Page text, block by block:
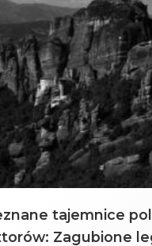
tajemnice
Zagubione